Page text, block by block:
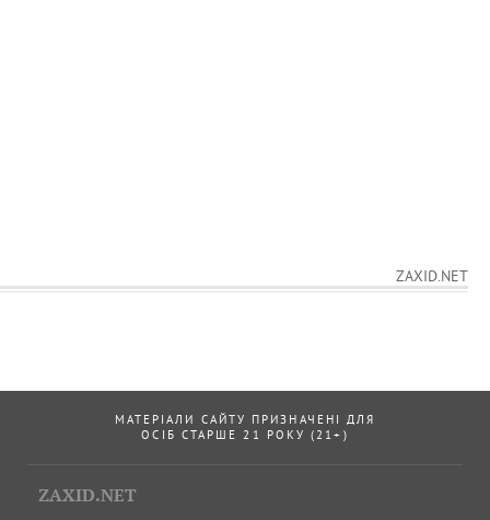
ZAXID.NET
МАТЕРІАЛИ САЙТУ ПРИЗНАЧЕНІ ДЛЯ
ОСІБ СТАРШЕ 21 РОКУ (21+)
ZAXID.NET